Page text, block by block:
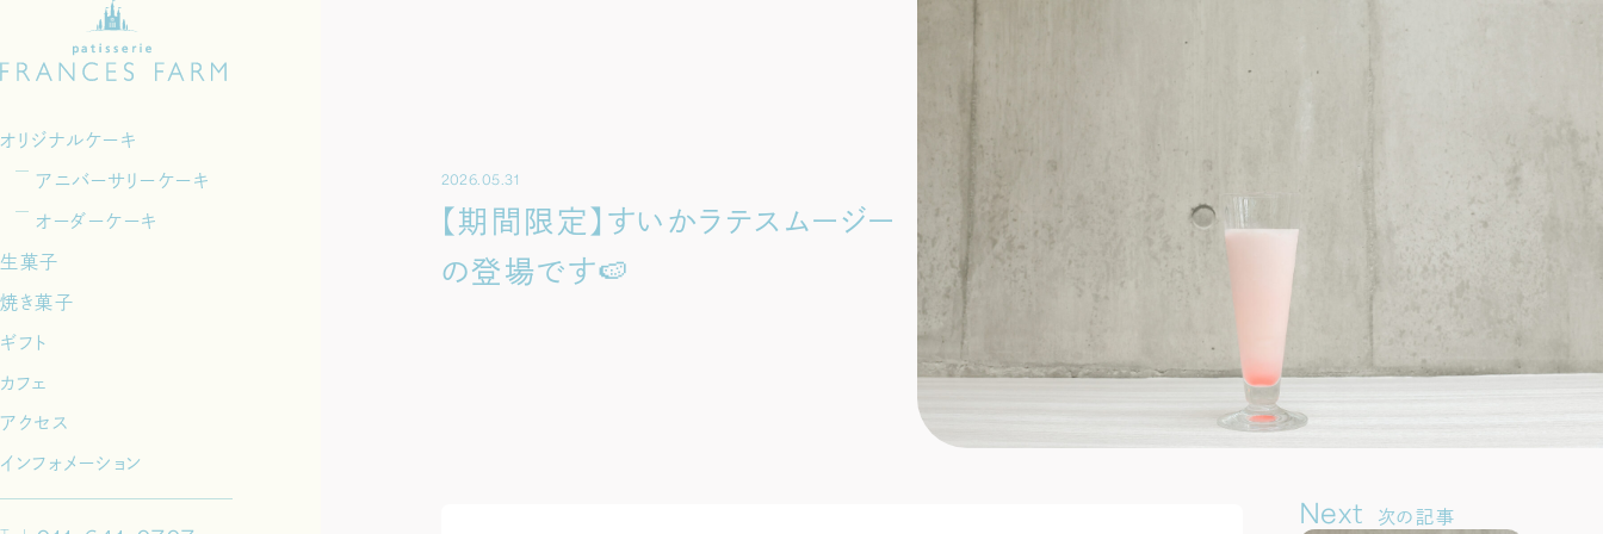
オリジナルケーキ
アニバーサリーケーキ
オーダーケーキ
生菓子
焼き菓子
ギフト
カフェ
アクセス
インフォメーション
2026.05.31
【期間限定】すいかラテスムージー
の登場です🍉
Next 次の記事